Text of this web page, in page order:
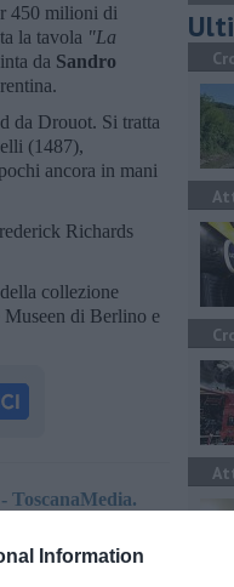
Information
450 milioni di
la tavola "La
da Sandro
da Drouot. Si tratta
(1487),
ancora in mani
Richards
collezione
Museen di Berlino e
ToscanaMedia.